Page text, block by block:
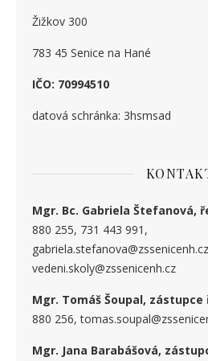
Žižkov 300
783 45 Senice na Hané
IČO: 70994510
datová schránka: 3hsmsad
Mgr. Bc. Gabriela Štefanová,
880 255, 731 443 991,
vedeni.skoly@zssenicenh.cz
Mgr. Tomáš Šoupal,
880 256,
Mgr. Jana Barabášová,